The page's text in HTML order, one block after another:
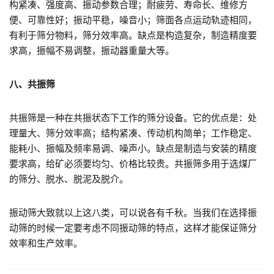
构紧凑、强度高、振动参数合理；耐疲劳、寿命长、维修方
便、可靠性好；振动平稳，噪音小；筛面各点运动轨迹相同，
有利于筛分物料，筛分效率高。缺点是构造复杂，制造精度要
求高，振幅不易调整，振动器重量大等。
八、共振筛
共振筛是一种在共振状态下工作的筛分设备。它的优点是：处
理量大、筛分效率高；结构紧凑、传动机构简单；工作稳定、
能耗小、振幅及频率易调、噪声小。缺点是制造与安装的精度
要求高，给矿必须要均匀、价格比较贵。共振筛多用于选煤厂
的筛分、脱水、脱泥及脱介。
振动筛大致就以上这八类，可以说各有千秋。当我们在选择振
动筛的时候一定要考虑不同振动筛的特点，这样才能保证筛分
效率和生产效率。